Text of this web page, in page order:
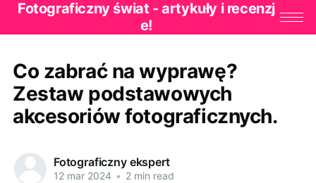
Fotograficzny świat - artykuły i recenzj
e!
Co zabrać na wyprawę?
Zestaw podstawowych
akcesoriów fotograficznych.
Fotograficzny ekspert
12 mar 2024 • 2 min read